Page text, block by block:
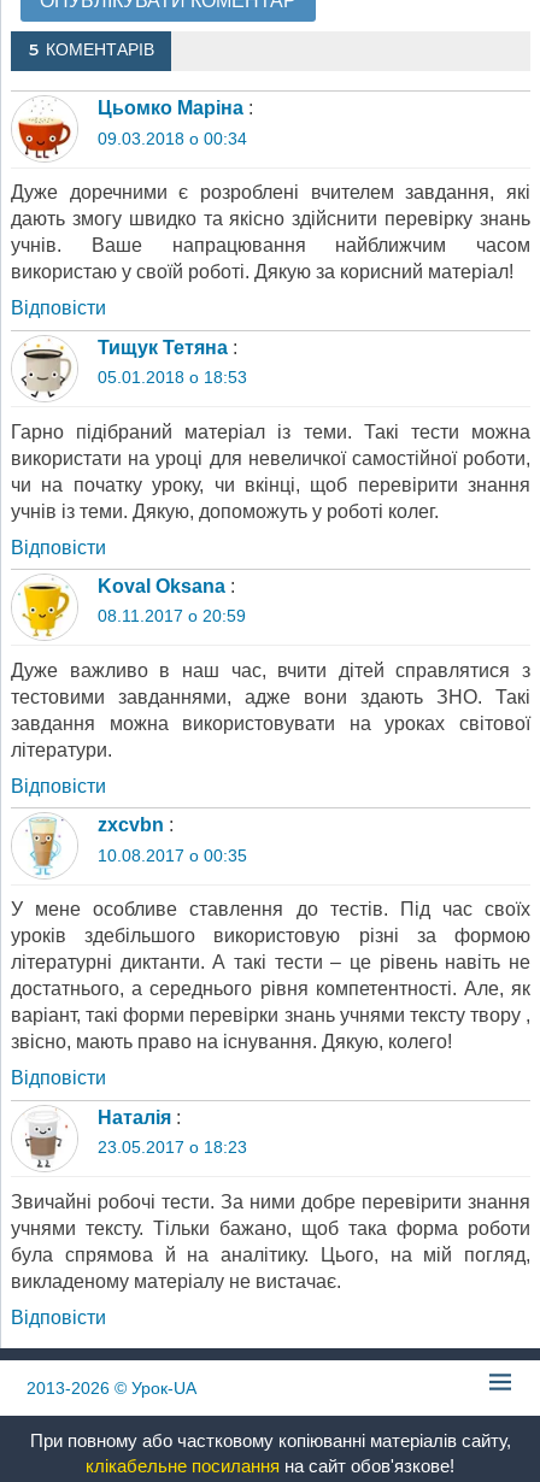
5 КОМЕНТАРІВ
Цьомко Маріна :
09.03.2018 о 00:34
Дуже доречними є розроблені вчителем завдання, які
дають змогу швидко та якісно здійснити перевірку знань
учнів. Ваше напрацювання найближчим часом
використаю у своїй роботі. Дякую за корисний матеріал!
Відповіcти
Тищук Тетяна :
05.01.2018 о 18:53
Гарно підібраний матеріал із теми. Такі тести можна
використати на уроці для невеличкої самостійної роботи,
чи на початку уроку, чи вкінці, щоб перевірити знання
учнів із теми. Дякую, допоможуть у роботі колег.
Відповіcти
Koval Oksana :
08.11.2017 о 20:59
Дуже важливо в наш час, вчити дітей справлятися з
тестовими завданнями, адже вони здають ЗНО. Такі
завдання можна використовувати на уроках світової
літератури.
Відповіcти
zxcvbn :
10.08.2017 о 00:35
У мене особливе ставлення до тестів. Під час своїх
уроків здебільшого використовую різні за формою
літературні диктанти. А такі тести – це рівень навіть не
достатнього, а середнього рівня компетентності. Але, як
варіант, такі форми перевірки знань учнями тексту твору ,
звісно, мають право на існування. Дякую, колего!
Відповіcти
Наталія :
23.05.2017 о 18:23
Звичайні робочі тести. За ними добре перевірити знання
учнями тексту. Тільки бажано, щоб така форма роботи
була спрямова й на аналітику. Цього, на мій погляд,
викладеному матеріалу не вистачає.
Відповіcти
2013-2026© Урок-UA
При повному або частковому копіюванні матеріалів сайту,
клікабельне посилання на сайт обов'язкове!